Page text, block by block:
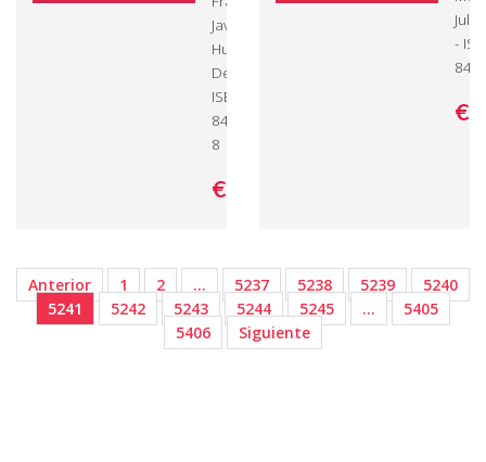
Javier
Huertas
Delgado -
ISBN: 978-3-
8443-3850-
8
€ 79,
-
€
Anterior 1 2 … 5237 5238 5239
5240
5241
5242 5243 5244 5245 …
5405
5406
Siguiente